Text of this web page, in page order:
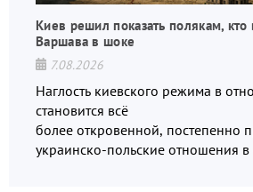
Киев решил показать полякам,
Варшава в шоке
7.08.2026
Наглость киевского режима в
становится всё
более откровенной, постепенно
украинско-польские отношения в